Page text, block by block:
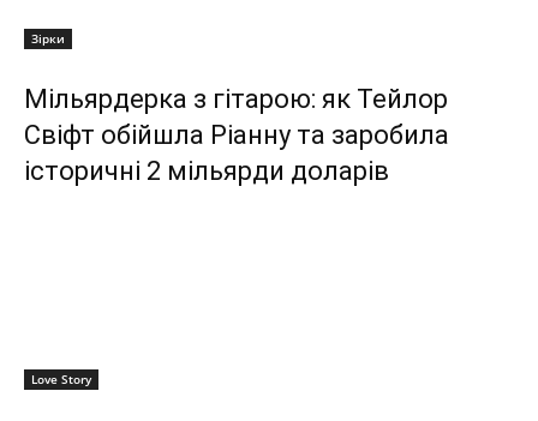
Зірки
Мільярдерка з гітарою: як Тейлор
Свіфт обійшла Ріанну та заробила
історичні 2 мільярди доларів
Love Story